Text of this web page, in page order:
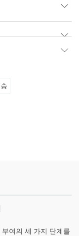
여의 세 가지 단계를